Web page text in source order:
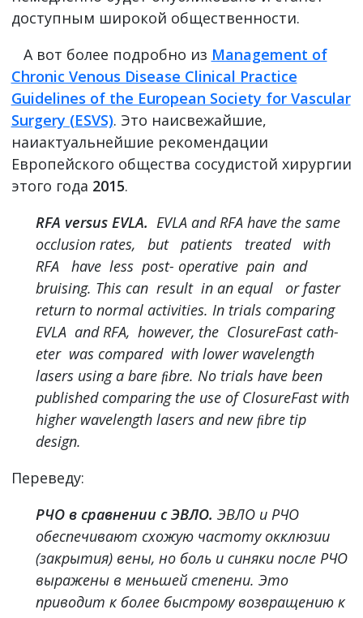
доступным широкой общественности.
А вот более подробно из Management of
Chronic Venous Disease Clinical Practice
Guidelines of the European Society for Vascular
Surgery (ESVS). Это наисвежайшие,
наиактуальнейшие рекомендации
Европейского общества сосудистой хирургии
этого года 2015.
RFA versus EVLA. EVLA and RFA have the same
occlusion rates, but patients treated with
RFA have less post- operative pain and
bruising. This can result in an equal or faster
return to normal activities. In trials comparing
EVLA and RFA, however, the ClosureFast cath-
eter was compared with lower wavelength
lasers using a bare ﬁbre. No trials have been
published comparing the use of ClosureFast with
higher wavelength lasers and new ﬁbre tip
design.
Переведу:
РЧО в сравнении с ЭВЛО. ЭВЛО и РЧО
обеспечивают схожую частоту окклюзии
(закрытия) вены, но боль и синяки после РЧО
выражены в меньшей степени. Это
приводит к более быстрому возвращению к